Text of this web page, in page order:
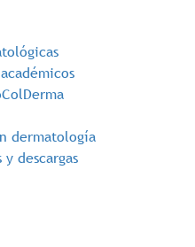
dermatología
descargas